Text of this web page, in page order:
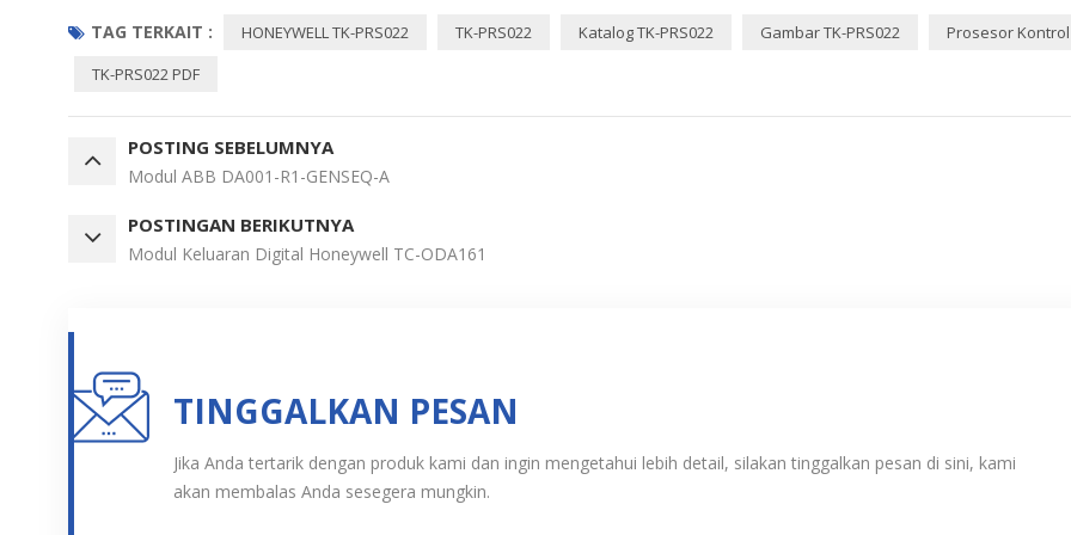
TAG TERKAIT : HONEYWELL TK-PRS022 TK-PRS022 Katalog TK-PRS022 Gambar TK-PRS022
Prosesor Kontrol
TK-PRS022 PDF
POSTING SEBELUMNYA
Modul ABB DA001-R1-GENSEQ-A
POSTINGAN BERIKUTNYA
Modul Keluaran Digital Honeywell TC-ODA161
TINGGALKAN PESAN
Jika Anda tertarik dengan produk kami dan ingin mengetahui lebih detail, silakan tinggalkan pesan di sini, kami
akan membalas Anda sesegera mungkin.